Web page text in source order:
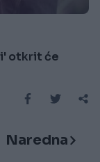
otkrit će
Naredna